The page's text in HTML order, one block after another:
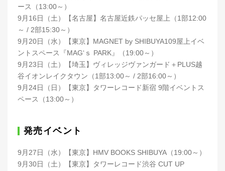
ース（13:00～）
9月16日（土）【名古屋】名古屋近鉄パッセ屋上（1部12:00
～ / 2部15:30～）
9月20日（水）【東京】MAGNET by SHIBUYA109屋上イベ
ントスペース『MAG‘ｓ PARK』（19:00～）
9月23日（土）【埼玉】ヴィレッジヴァンガード＋PLUS越
谷イオンレイクタウン（1部13:00～ / 2部16:00～）
9月24日（日）【東京】タワーレコード新宿 9階イベントス
ペース（13:00～）
発売イベント
9月27日（水）【東京】HMV BOOKS SHIBUYA（19:00～）
9月30日（土）【東京】タワーレコード渋谷 CUT UP